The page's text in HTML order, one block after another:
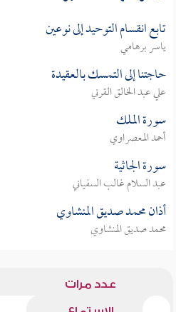
تابع انقسام التوحيد إلى نوعين
ياسر برهامي
حاجتنا إلى التمسك بالعقيدة
علي عبد الخالق القرني
سورة الملك
أحمد المعصراوي
سورة الجاثية
عبد السلام غالب السفياني
أذان محمد صديق المنشاوي
محمد صديق المنشاوي
عدد مرات